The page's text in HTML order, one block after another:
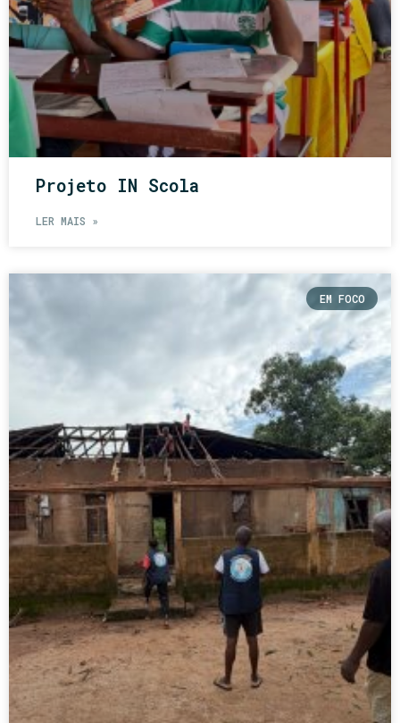
Projeto IN Scola
LER MAIS »
EM FOCO